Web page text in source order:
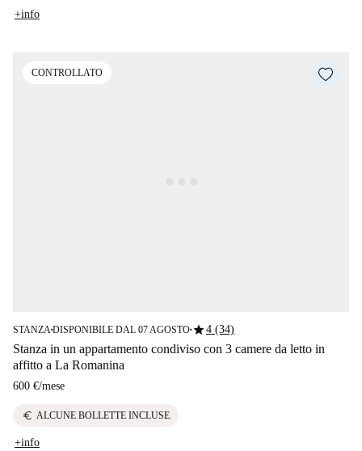
+info
CONTROLLATO
STANZA ■DISPONIBILE DAL 07 AGOSTO■star4 (34)
Stanza in un appartamento condiviso con 3 camere da letto in
affitto a La Romanina
600 €/mese
euro ALCUNE BOLLETTE INCLUSE
+info